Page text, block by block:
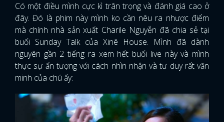
Có một điều mình cực kì trân trọng và đánh giá cao ở
đây. Đó là phim này mình ko cần nêu ra nhược điểm
mà chính nhà sản xuất Charile Nguyễn đã chia sẻ tại
buổi Sunday Talk của Xinê House. Mình đã dành
nguyên gần 2 tiếng ra xem hết buổi live này và mình
thực sự ấn tượng với cách nhìn nhận và tư duy rất văn
minh của chú ấy: